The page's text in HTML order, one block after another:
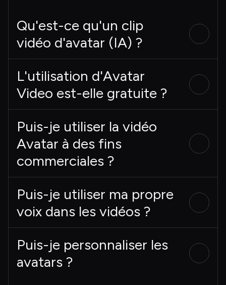
Qu'est-ce qu'un clip
vidéo d'avatar (IA) ?
L'utilisation d'Avatar
Video est-elle gratuite ?
Puis-je utiliser la vidéo
Avatar à des fins
commerciales ?
Puis-je utiliser ma propre
voix dans les vidéos ?
Puis-je personnaliser les
avatars ?